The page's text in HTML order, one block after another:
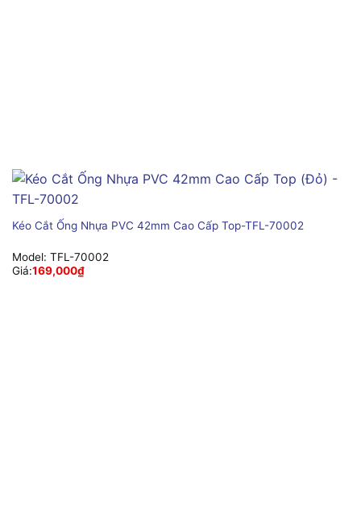
Kéo Cắt Ống Nhựa PVC 42mm Cao Cấp Top-TFL-70002
Model: TFL-70002
Giá:169,000₫